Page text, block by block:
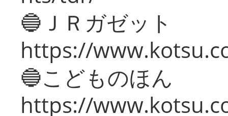
🔵ＪＲガゼット
https://
🔵こどものほん
https://